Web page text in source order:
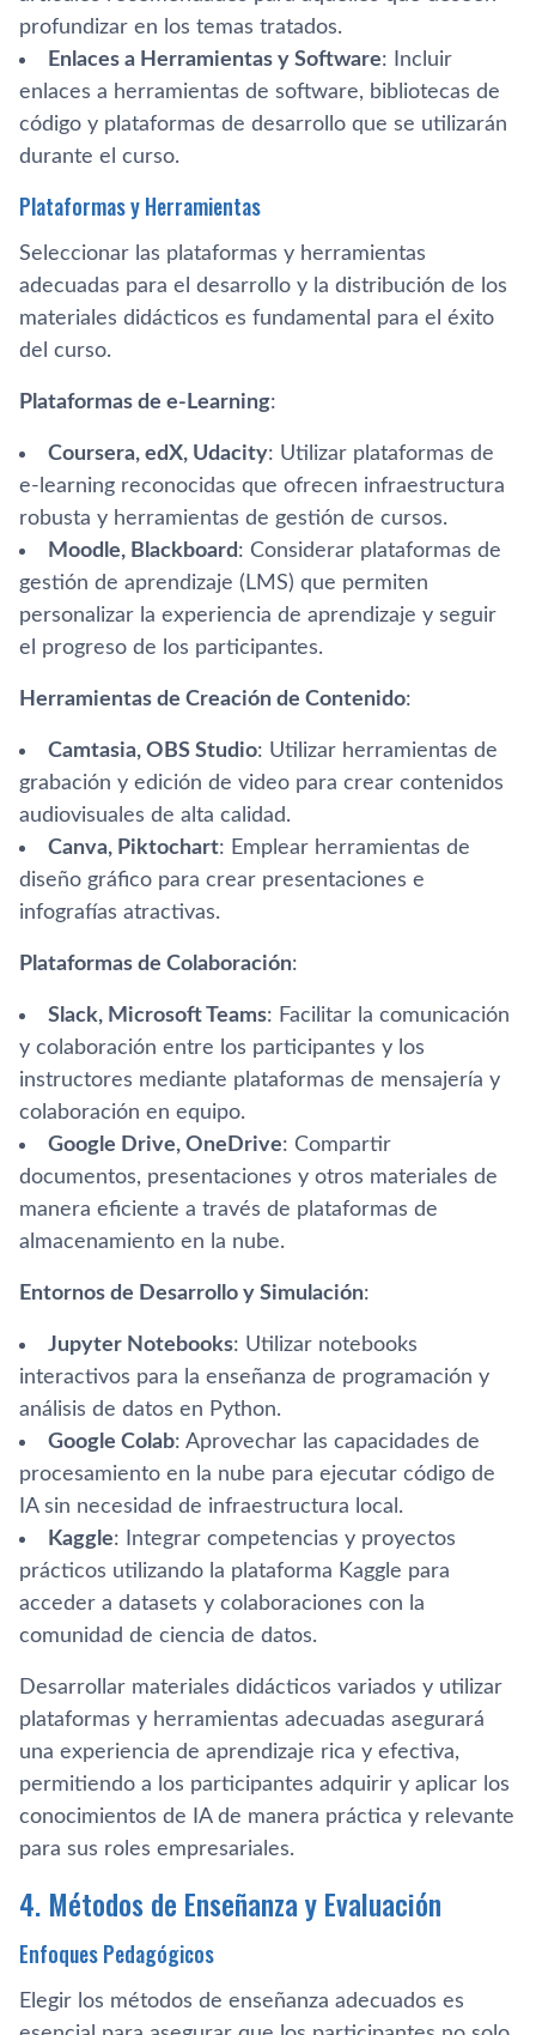
profundizar en los temas tratados.
Enlaces a Herramientas y Software: Incluir
enlaces a herramientas de software, bibliotecas de
código y plataformas de desarrollo que se utilizarán
durante el curso.
Plataformas y Herramientas
Seleccionar las plataformas y herramientas
adecuadas para el desarrollo y la distribución de los
materiales didácticos es fundamental para el éxito
del curso.
Plataformas de e-Learning:
Coursera, edX, Udacity: Utilizar plataformas de
e-learning reconocidas que ofrecen infraestructura
robusta y herramientas de gestión de cursos.
Moodle, Blackboard: Considerar plataformas de
gestión de aprendizaje (LMS) que permiten
personalizar la experiencia de aprendizaje y seguir
el progreso de los participantes.
Herramientas de Creación de Contenido:
Camtasia, OBS Studio: Utilizar herramientas de
grabación y edición de video para crear contenidos
audiovisuales de alta calidad.
Canva, Piktochart: Emplear herramientas de
diseño gráfico para crear presentaciones e
infografías atractivas.
Plataformas de Colaboración:
Slack, Microsoft Teams: Facilitar la comunicación
y colaboración entre los participantes y los
instructores mediante plataformas de mensajería y
colaboración en equipo.
Google Drive, OneDrive: Compartir
documentos, presentaciones y otros materiales de
manera eficiente a través de plataformas de
almacenamiento en la nube.
Entornos de Desarrollo y Simulación:
Jupyter Notebooks: Utilizar notebooks
interactivos para la enseñanza de programación y
análisis de datos en Python.
Google Colab: Aprovechar las capacidades de
procesamiento en la nube para ejecutar código de
IA sin necesidad de infraestructura local.
Kaggle: Integrar competencias y proyectos
prácticos utilizando la plataforma Kaggle para
acceder a datasets y colaboraciones con la
comunidad de ciencia de datos.
Desarrollar materiales didácticos variados y utilizar
plataformas y herramientas adecuadas asegurará
una experiencia de aprendizaje rica y efectiva,
permitiendo a los participantes adquirir y aplicar los
conocimientos de IA de manera práctica y relevante
para sus roles empresariales.
4. Métodos de Enseñanza y Evaluación
Enfoques Pedagógicos
Elegir los métodos de enseñanza adecuados es